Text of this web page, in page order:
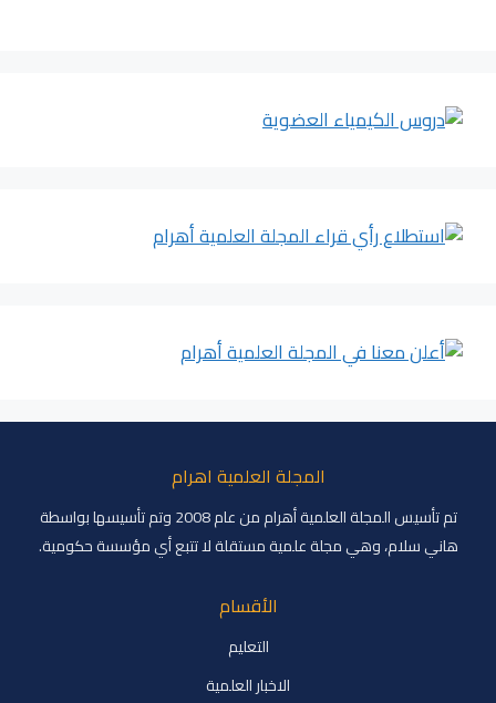
المجلة العلمية اهرام
تم تأسيس المجلة العلمية أهرام من عام 2008 وتم تأسيسها بواسطة
هاني سلام، وهي مجلة علمية مستقلة لا تتبع أي مؤسسة حكومية.
الأقسام
التعليم
الاخبار العلمية